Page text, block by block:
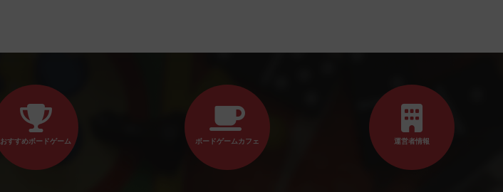
おすすめボードゲーム ボードゲームカフェ 運営者情報